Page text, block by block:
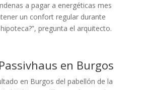
a pagar a energéticas mes
un confort regular durante
pregunta el arquitecto.
en Burgos
en Burgos del pabellón de la